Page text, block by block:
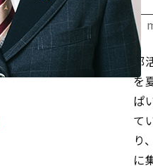
を
ぱ
て
り
に